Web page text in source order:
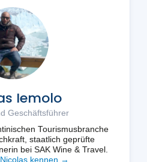
Iemolo
Geschäftsführer
Tourismusbranche
staatlich geprüfte
bei SAK Wine & Travel.
kennen →